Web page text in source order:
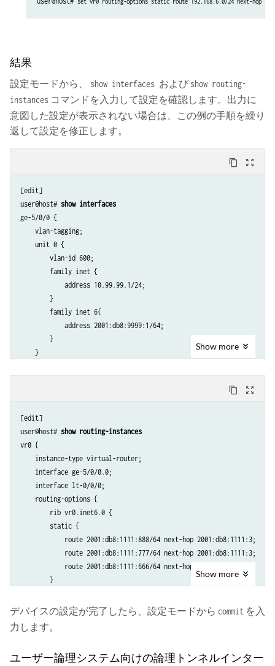
set vr0 routing-options static route 192.168.6.0/24 next-hop
結果
設定モードから、 show interfaces および show routing-
instances コマンドを入力して設定を確認します。出力に
意図した設定が表示されない場合は、この例の手順を繰り
返して設定を修正します。
content_copy zoom_out_map
[edit]
user@host# show interfaces
ge-5/0/0 {
    vlan-tagging;
    unit 0 {
        vlan-id 600;
        family inet {
            address 10.99.99.1/24;
        }
        family inet 6{
            address 2001:db8:9999:1/64;
        }
    }
        peer-unit 0;
        family inet {
            address 10.1.1.1/24;
        }
        family inet 6{
            address 2001:db8:1111::1/64;
        }
Show more
content_copy zoom_out_map
[edit]
user@host# show routing-instances
vr0 {
    instance-type virtual-router;
    interface ge-5/0/0.0;
    interface lt-0/0/0;
    routing-options {
        rib vr0.inet6.0 {
        static {
            route 2001:db8:1111:888/64 next-hop 2001:db8:1111:3;
            route 2001:db8:1111:777/64 next-hop 2001:db8:1111:3;
            route 2001:db8:1111:666/64 next-hop 2001:db8:1111:5;
        }
        static {
            route 192.168.8.0/24 next-hop 10.1.1.3;
        }
Show more
デバイスの設定が完了したら、設定モードから commit を入
力します。
ユーザー論理システム向けの論理トンネルインター